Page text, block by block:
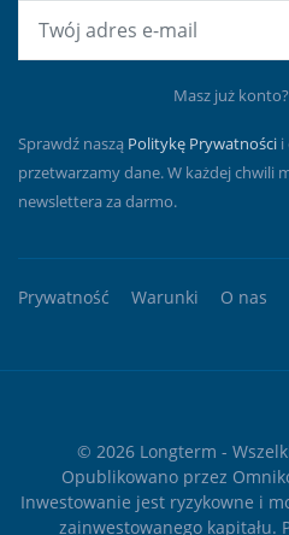
Masz już konto?
Sprawdź naszą Politykę Prywatności i
przetwarzamy dane. W każdej chwili
newslettera za darmo.
Prywatność Warunki O nas
© 2026 Longterm -
Opublikowano przez
Inwestowanie jest ryzykowne i
zainwestowanego kapitału.